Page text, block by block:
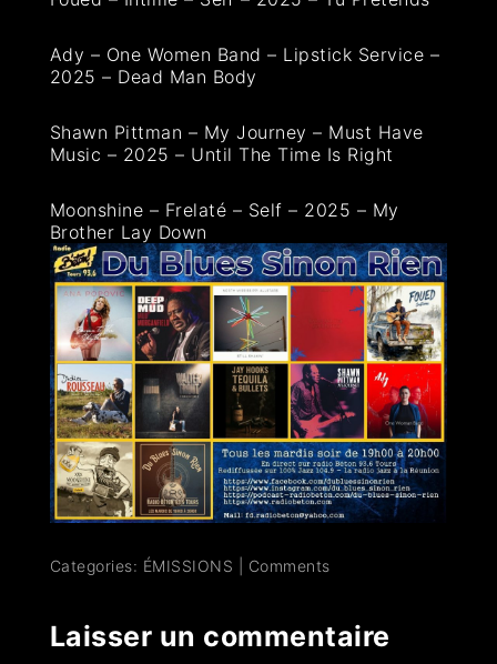
Ady – One Women Band – Lipstick Service –
2025 – Dead Man Body
Shawn Pittman – My Journey – Must Have
Music – 2025 – Until The Time Is Right
Moonshine – Frelaté – Self – 2025 – My
Brother Lay Down
Categories: ÉMISSIONS Comments
Laisser un commentaire